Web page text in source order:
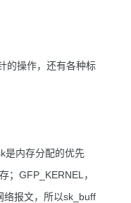
的操作，还有各种标
是内存分配的优先
；GFP_KERNEL，
络报文，所以sk_buff